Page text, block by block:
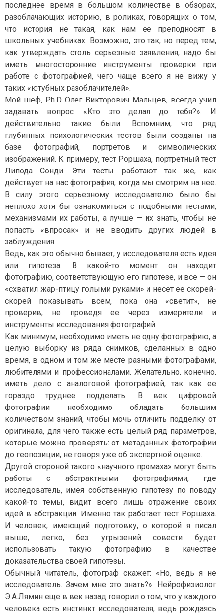
последнее время в большом количестве в обзорах,
разоблачающих историю, в роликах, говорящих о том,
что история не такая, как нам ее преподносят в
школьных учебниках. Возможно, это так, но перед тем,
как утверждать столь серьезные заявления, надо бы
иметь многосторонние инструменты проверки при
работе с фотографией, чего чаще всего я не вижу у
таких «ютубных разоблачителей».
Мой шеф, Ph.D Олег Викторович Мальцев, всегда учил
задавать вопрос: «Кто это делал до тебя?». И
действительно такие были. Вспомним, что ряд
глубинных психологических тестов были созданы на
базе фотографий, портретов и символических
изображений. К примеру, тест Роршаха, портретный тест
Липода Сонди. Эти тесты работают так же, как
действует на нас фотография, когда мы смотрим на нее.
В силу этого серьезному исследователю было бы
неплохо хотя бы ознакомиться с подобными тестами,
механизмами их работы, а лучше — их знать, чтобы не
попасть «впросак» и не вводить других людей в
заблуждения.
Ведь, как это обычно бывает, у исследователя есть идея
или гипотеза. В какой-то момент он находит
фотографию, соответствующую его гипотезе, и все — он
«схватил жар-птицу голыми руками» и несет ее скорей-
скорей показывать всем, пока она «светит», не
проверив, не проведя ее через измерители и
инструменты исследования фотографий.
Как минимум, необходимо иметь не одну фотографию, а
целую выборку из ряда снимков, сделанных в одно
время, в одном и том же месте разными фотографами,
любителями и профессионалами. Желательно, конечно,
иметь дело с аналоговой фотографией, так как ее
гораздо труднее подделать. В век цифровой
фотографии необходимо обладать большим
количеством знаний, чтобы мочь отличить подделку от
оригинала, для чего также есть целый ряд параметров,
которые можно проверять: от метаданных фотографии
до геопозиции, не говоря уже об экспертной оценке.
Другой стороной такого «научного промаха» могут быть
работы с абстрактными фотографиями, где
исследователь, имея собственную гипотезу по поводу
какой-то темы, видит всего лишь отражение своих
идей в абстракции. Именно так работает тест Роршаха.
И человек, имеющий подготовку, о которой я писал
выше, легко, без угрызений совести будет
использовать такую фотографию в качестве
доказательства своей гипотезы.
Обычный читатель, фотограф скажет: «Но, ведь я не
исследователь. Зачем мне это знать?». Нейрофизиолог
Э.А.Лямин еще в век назад говорил о том, что у каждого
человека есть инстинкт исследователя, ведь рождаясь